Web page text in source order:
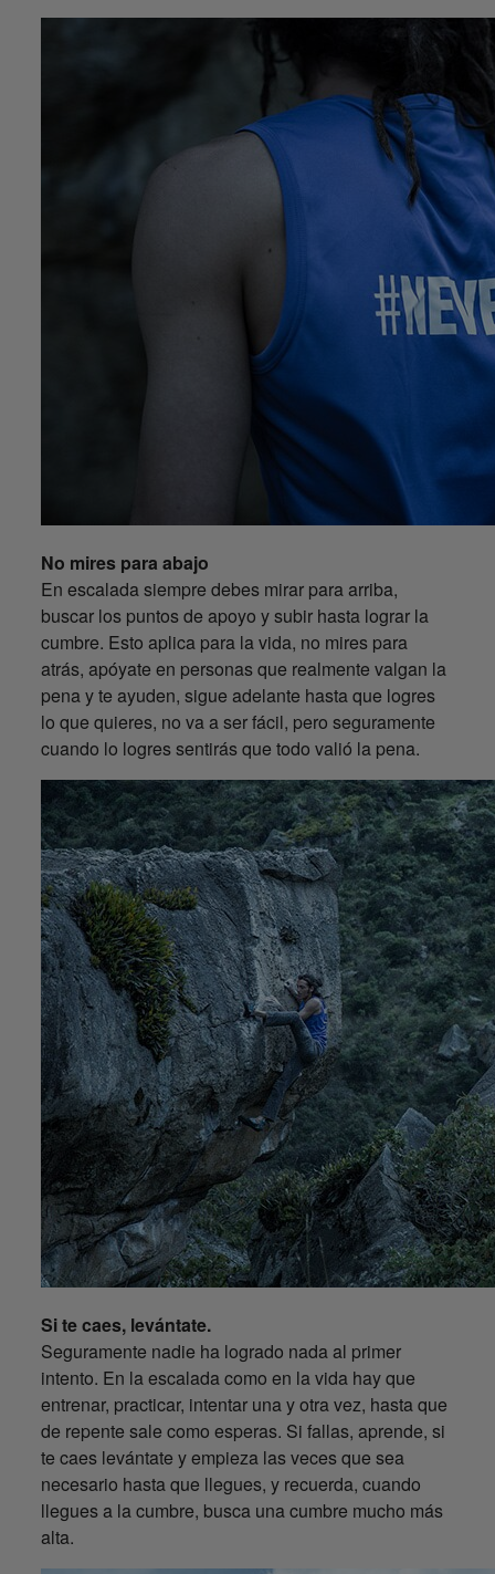
No mires para abajo
En escalada siempre debes mirar para arriba,
buscar los puntos de apoyo y subir hasta lograr la
cumbre. Esto aplica para la vida, no mires para
atrás, apóyate en personas que realmente valgan la
pena y te ayuden, sigue adelante hasta que logres
lo que quieres, no va a ser fácil, pero seguramente
cuando lo logres sentirás que todo valió la pena.
Si te caes, levántate.
Seguramente nadie ha logrado nada al primer
intento. En la escalada como en la vida hay que
entrenar, practicar, intentar una y otra vez, hasta que
de repente sale como esperas. Si fallas, aprende, si
te caes levántate y empieza las veces que sea
necesario hasta que llegues, y recuerda, cuando
llegues a la cumbre, busca una cumbre mucho más
alta.